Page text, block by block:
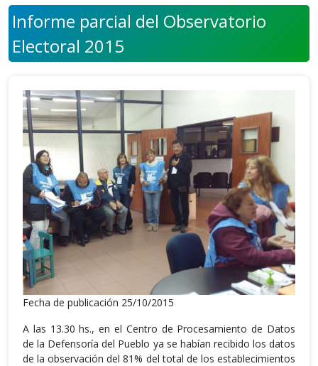
Informe parcial del Observatorio
Electoral 2015
Fecha de publicación 25/10/2015
A las 13.30 hs., en el Centro de Procesamiento de Datos
de la Defensoría del Pueblo ya se habían recibido los datos
de la observación del 81% del total de los establecimientos